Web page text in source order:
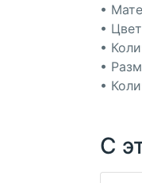
•
•
•
•
•
С